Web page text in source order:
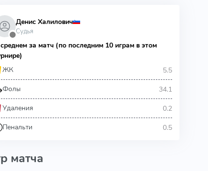
⬤
Денис Халилович
Судья
за матч (по последним 10 играм в этом
ЖК
5.5
Фолы 34.1
Удаления 0.2
Пенальти 0.5
матча